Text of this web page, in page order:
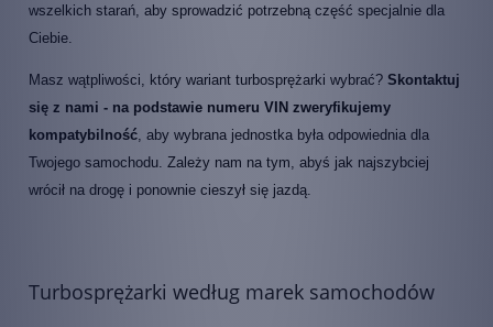
wszelkich starań, aby sprowadzić potrzebną część specjalnie dla
Ciebie.
Masz wątpliwości, który wariant turbosprężarki wybrać? Skontaktuj
się z nami - na podstawie numeru VIN zweryfikujemy
kompatybilność , aby wybrana jednostka była odpowiednia dla
Twojego samochodu. Zależy nam na tym, abyś jak najszybciej
wrócił na drogę i ponownie cieszył się jazdą.
Turbosprężarki według marek samochodów